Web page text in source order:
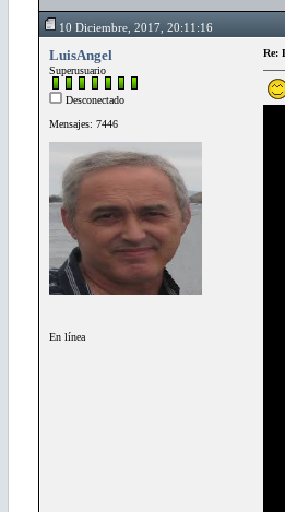
10 Diciembre, 2017, 20:11:16
LuisAngel
Superusuario
Desconectado
Mensajes: 7446
En línea
Re: